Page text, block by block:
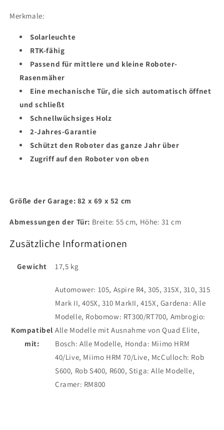
Merkmale:
Solarleuchte
RTK-fähig
Passend für mittlere und kleine Roboter-
Rasenmäher
Eine mechanische Tür, die sich automatisch öffnet
und schließt
Schnellwüchsiges Holz
2-Jahres-Garantie
Schützt den Roboter das ganze Jahr über
Zugriff auf den Roboter von oben
Größe der Garage: 82 x 69 x 52 cm
Abmessungen der Tür: Breite: 55 cm, Höhe: 31 cm
Zusätzliche Informationen
Gewicht 17,5 kg
Kompatibel
mit:
Automower: 105, Aspire R4, 305, 315X, 310, 315
Mark II, 405X, 310 MarkII, 415X, Gardena: Alle
Modelle, Robomow: RT300/RT700, Ambrogio:
Alle Modelle mit Ausnahme von Quad Elite,
Bosch: Alle Modelle, Honda: Miimo HRM
40/Live, Miimo HRM 70/Live, McCulloch: Rob
S600, Rob S400, R600, Stiga: Alle Modelle,
Cramer: RM800